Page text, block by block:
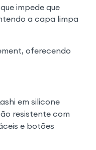
impede que
a capa limpa
oferecendo
em silicone
resistente com
e botões